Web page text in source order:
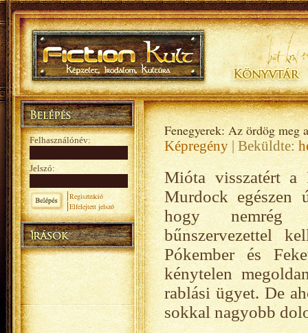
Felhasználónév:
Jelszó:
Regisztráció
Elfelejtett jelszó
Fenegyerek: Az ördög meg
Képregény | Beküldte:
Mióta visszatért a
Murdock egészen
hogy
bűnszervezettel
Pókember és
kénytelen
rablási ügyet. De
sokkal nagyobb